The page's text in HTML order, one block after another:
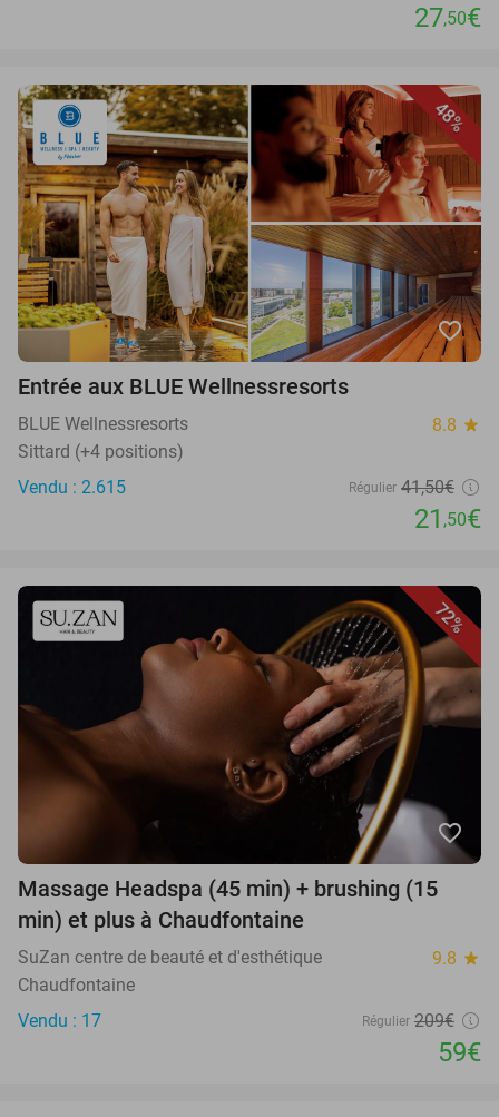
27,50€
48%
favorite_border
Entrée aux BLUE Wellnessresorts
BLUE Wellnessresorts 8.8 star
Sittard (+4 positions)
Vendu : 2.615
Régulier 41,50€
21 ,50€
72%
favorite_border
Massage Headspa (45 min) + brushing (15
min) et plus à Chaudfontaine
SuZan centre de beauté et d'esthétique 9.8 star
Chaudfontaine
Vendu : 17
Régulier 209€
59€